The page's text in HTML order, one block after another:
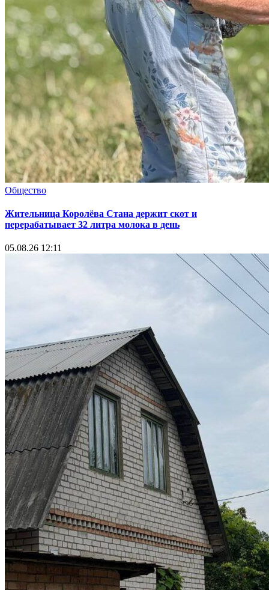
Общество
Жительница Королёва Стана держит скот и
перерабатывает 32 литра молока в день
05.08.26 12:11